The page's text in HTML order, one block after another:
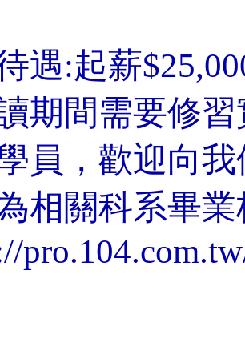
遇:起薪
期間需要修習
員，歡迎向
相關科系畢業